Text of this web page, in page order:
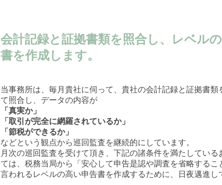
会計記録と証拠書類を照合し、レベル
書を作成します。
当事務所は、毎月貴社に伺って、貴社の会計記録と証拠書類
て照合し、データの内容が
「真実か」
「取引が完全に網羅されているか」
「節税ができるか」
などという観点から巡回監査を継続的にしています。
月次の巡回監査を受けて頂き、下記の諸条件を満たしている
ては、税務当局から「安心して申告是認や調査を省略するこ
言われるレベルの高い申告書を作成するために、日夜邁進し